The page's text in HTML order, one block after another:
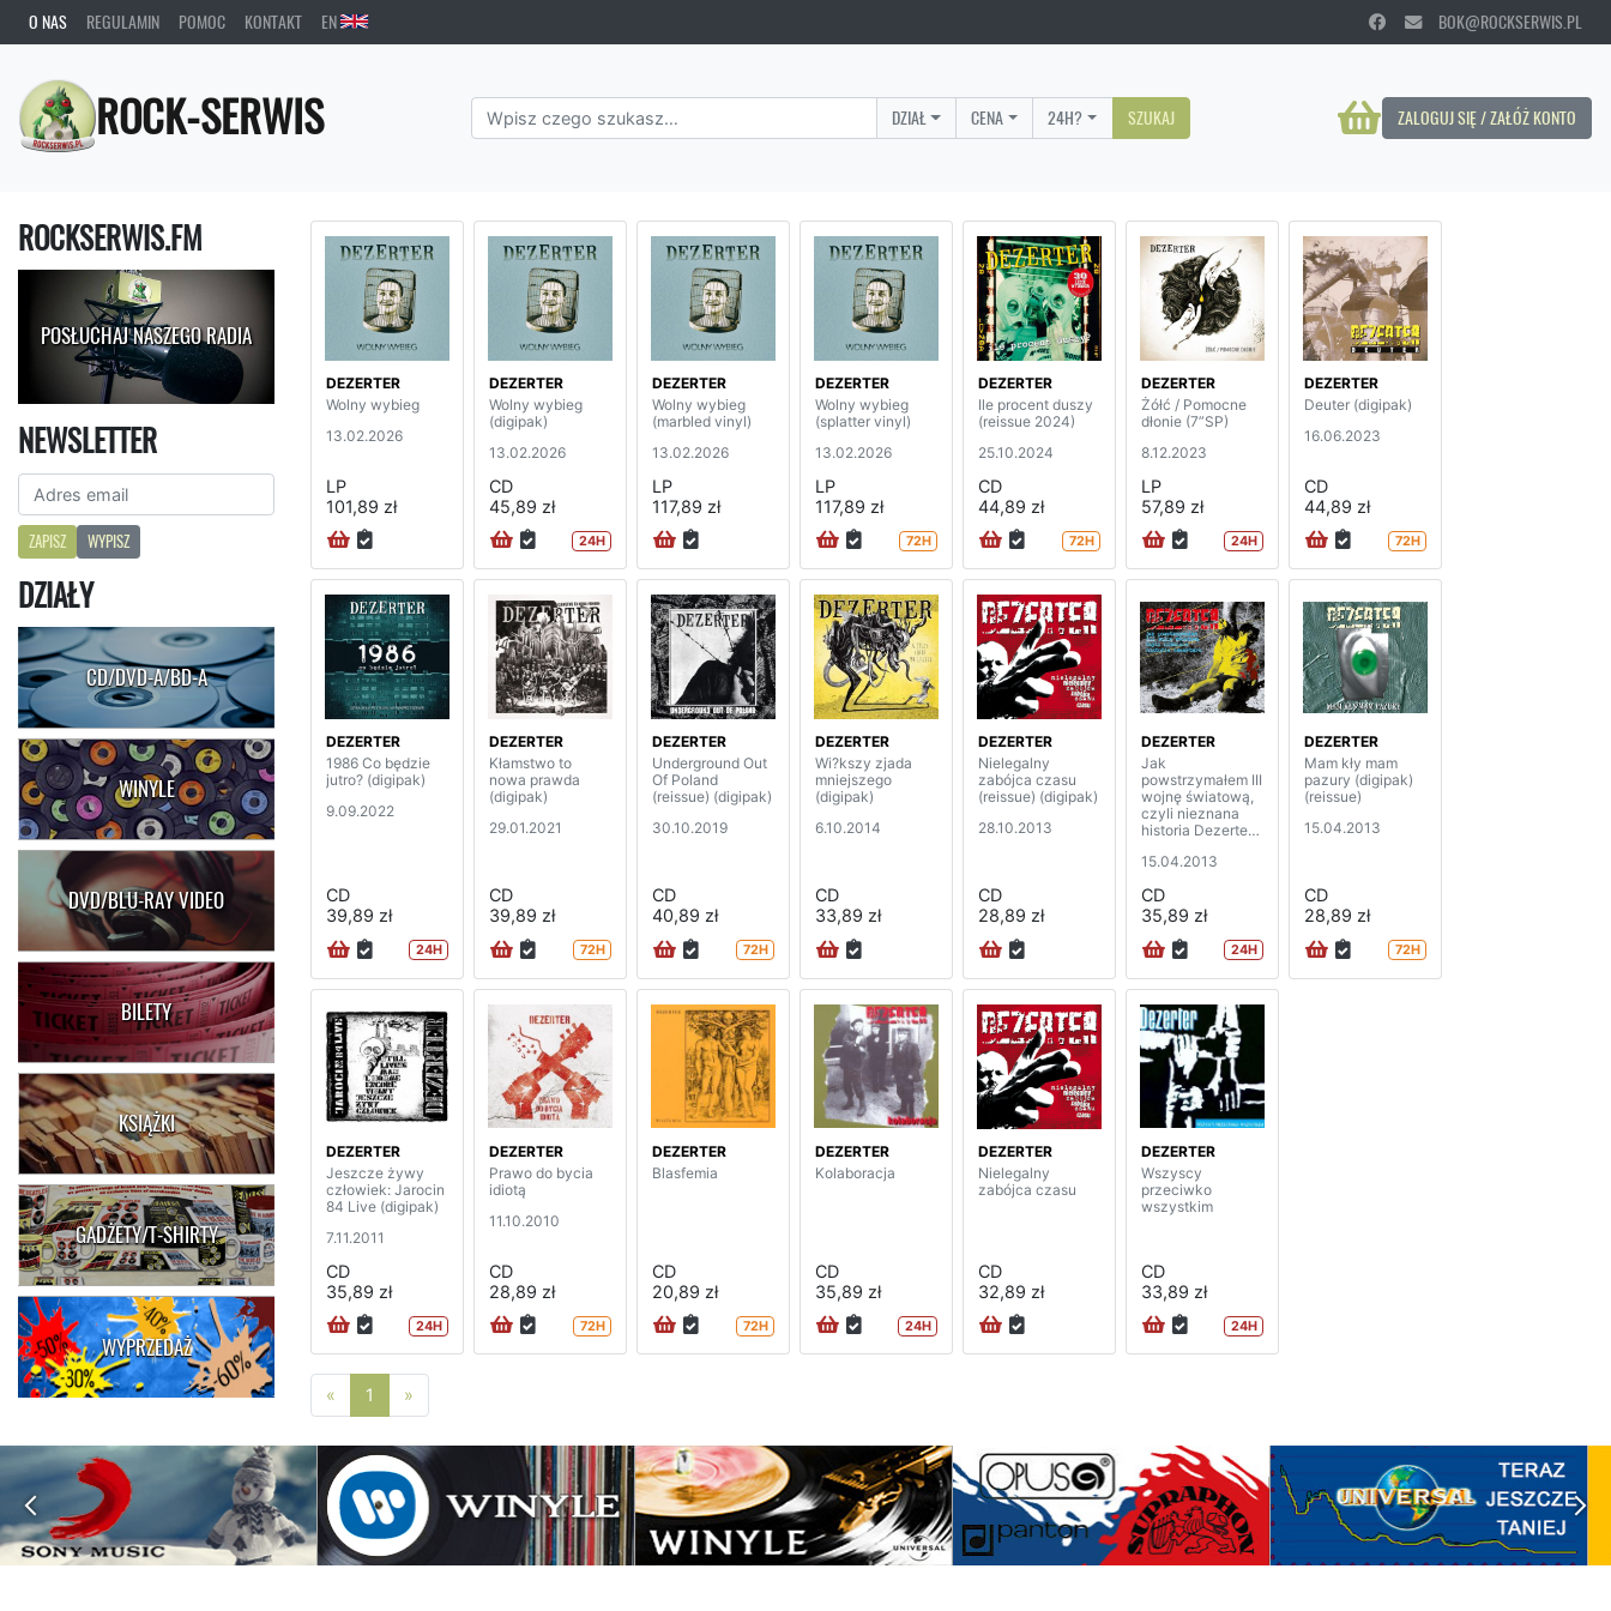
O NAS REGULAMIN POMOC KONTAKT EN BOK@ROCKSERWIS.PL
ROCK-SERWIS ZALOGUJ SIĘ / ZAŁÓŻ KONTO
DZIAŁ CENA 24H? SZUKAJ
ROCKSERWIS.FM
POSŁUCHAJ NASZEGO RADIA
NEWSLETTER
ZAPISZ WYPISZ
DZIAŁY
CD/DVD-A/BD-A
WINYLE
DVD/BLU-RAY VIDEO
BILETY
KSIĄŻKI
GADŻETY/T-SHIRTY
WYPRZEDAŻ
DEZERTER
Wolny wybieg
13.02.2026
LP
101,89 zł
DEZERTER
Wolny wybieg
(digipak)
13.02.2026
CD
45,89 zł
24H
DEZERTER
Wolny wybieg
(marbled vinyl)
13.02.2026
LP
117,89 zł
DEZERTER
Wolny wybieg
(splatter vinyl)
13.02.2026
LP
117,89 zł
72H
DEZERTER
Ile procent duszy
(reissue 2024)
25.10.2024
CD
44,89 zł
72H
DEZERTER
Żółć / Pomocne
dłonie (7”SP)
8.12.2023
LP
57,89 zł
24H
DEZERTER
Deuter (digipak)
16.06.2023
CD
44,89 zł
72H
DEZERTER
1986 Co będzie
jutro? (digipak)
9.09.2022
CD
39,89 zł
24H
DEZERTER
Kłamstwo to
nowa prawda
(digipak)
29.01.2021
CD
39,89 zł
72H
DEZERTER
Underground Out
Of Poland
(reissue) (digipak)
30.10.2019
CD
40,89 zł
72H
DEZERTER
Wi?kszy zjada
mniejszego
(digipak)
6.10.2014
CD
33,89 zł
DEZERTER
Nielegalny
zabójca czasu
(reissue) (digipak)
28.10.2013
CD
28,89 zł
DEZERTER
Jak
powstrzymałem III
wojnę światową,
czyli nieznana
historia Dezertera
15.04.2013
CD
35,89 zł
24H
DEZERTER
Mam kły mam
pazury (digipak)
(reissue)
15.04.2013
CD
28,89 zł
72H
DEZERTER
Jeszcze żywy
człowiek: Jarocin
84 Live (digipak)
7.11.2011
CD
35,89 zł
24H
DEZERTER
Prawo do bycia
idiotą
11.10.2010
CD
28,89 zł
72H
DEZERTER
Blasfemia
CD
20,89 zł
72H
DEZERTER
Kolaboracja
CD
35,89 zł
24H
DEZERTER
Nielegalny
zabójca czasu
CD
32,89 zł
DEZERTER
Wszyscy
przeciwko
wszystkim
CD
33,89 zł
24H
« Poprzednia strona
1 »